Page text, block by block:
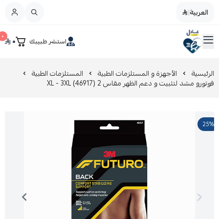
العربية|
صيدليات عادل استشر طبيبك ٠ ٠ القائمة الرئيسية
تخفيضات
عروض التوفير
العناية بالطفل و الأم
الرئيسية الأجهزة و المستلزمات الطبية المستلزمات الطبية
فوتورو مشد لتثبيت و دعم الظهر مقاس 2 XL - 3XL (46917)
25%